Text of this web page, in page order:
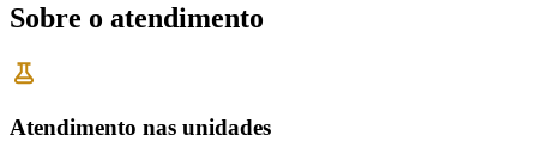
Sobre o atendimento
Atendimento nas unidades